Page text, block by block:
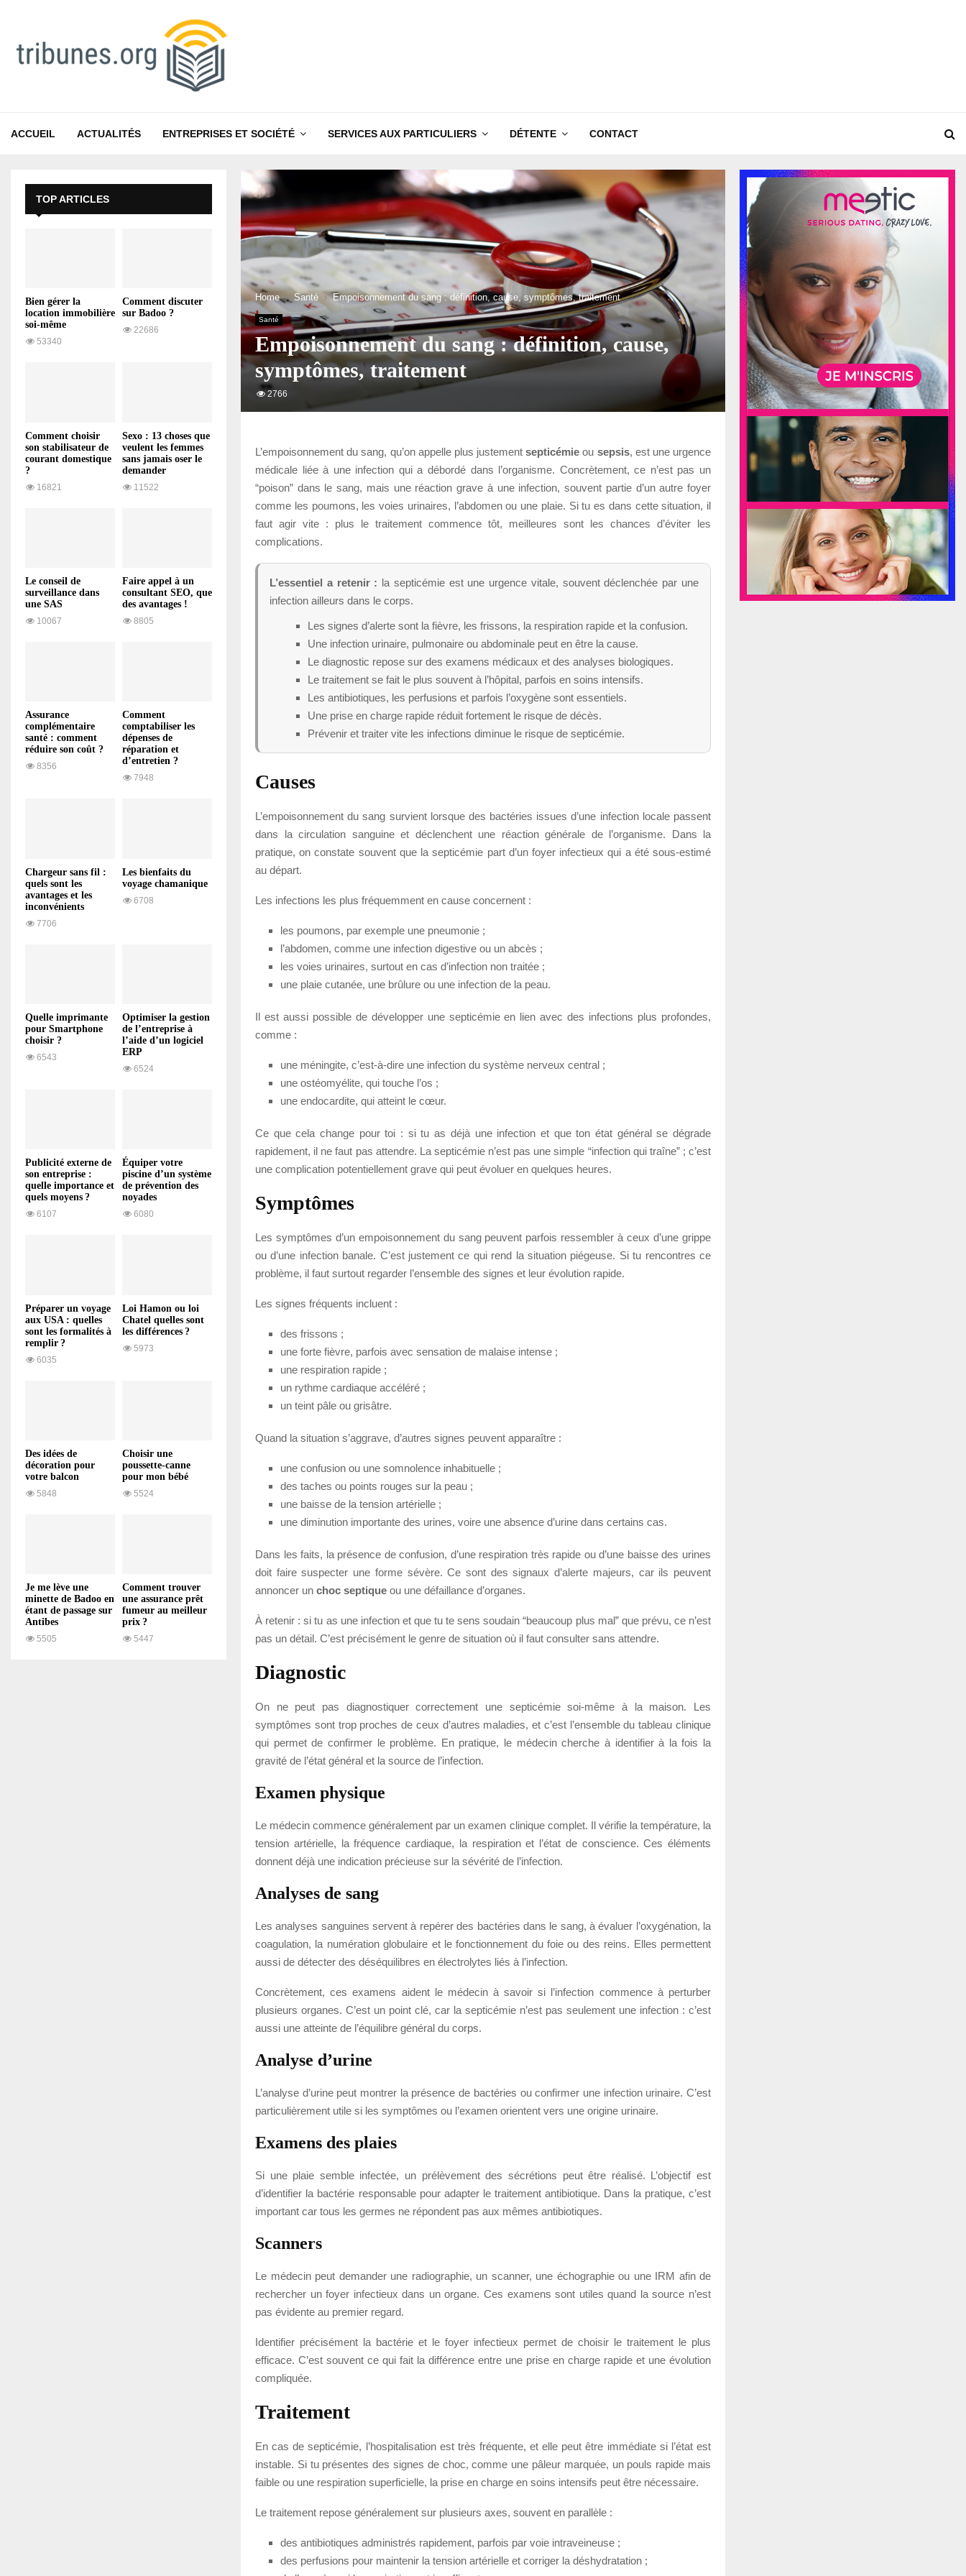
ACCUEIL ACTUALITÉS ENTREPRISES ET SOCIÉTÉ SERVICES AUX PARTICULIERS DÉTENTE CONTACT
Home Santé Empoisonnement du sang : définition, cause, symptômes, traitement
Santé
Empoisonnement du sang : définition, cause,
symptômes, traitement
2766
L’empoisonnement du sang, qu’on appelle plus justementsepticémie ou sepsis, est une urgence
médicale liée à une infection qui a débordé dans l’organisme. Concrètement, ce n’est pas un
“poison” dans le sang, mais une réaction grave à une infection, souvent partie d’un autre foyer
comme les poumons, les voies urinaires, l’abdomen ou une plaie. Si tu es dans cette situation, il
faut agir vite : plus le traitement commence tôt, meilleures sont les chances d’éviter les
complications.
L’essentiel a retenir : la septicémie est une urgence vitale, souvent déclenchée par une
infection ailleurs dans le corps.
Les signes d’alerte sont la fièvre, les frissons, la respiration rapide et la confusion.
Une infection urinaire, pulmonaire ou abdominale peut en être la cause.
Le diagnostic repose sur des examens médicaux et des analyses biologiques.
Le traitement se fait le plus souvent à l’hôpital, parfois en soins intensifs.
Les antibiotiques, les perfusions et parfois l’oxygène sont essentiels.
Une prise en charge rapide réduit fortement le risque de décès.
Prévenir et traiter vite les infections diminue le risque de septicémie.
Causes
L’empoisonnement du sang survient lorsque des bactéries issues d’une infection locale passent
dans la circulation sanguine et déclenchent une réaction générale de l’organisme. Dans la
pratique, on constate souvent que la septicémie part d’un foyer infectieux qui a été sous-estimé
au départ.
Les infections les plus fréquemment en cause concernent :
les poumons, par exemple une pneumonie ;
l’abdomen, comme une infection digestive ou un abcès ;
les voies urinaires, surtout en cas d’infection non traitée ;
une plaie cutanée, une brûlure ou une infection de la peau.
Il est aussi possible de développer une septicémie en lien avec des infections plus profondes,
comme :
une méningite, c’est-à-dire une infection du système nerveux central ;
une ostéomyélite, qui touche l’os ;
une endocardite, qui atteint le cœur.
Ce que cela change pour toi : si tu as déjà une infection et que ton état général se dégrade
rapidement, il ne faut pas attendre. La septicémie n’est pas une simple “infection qui traîne” ; c’est
une complication potentiellement grave qui peut évoluer en quelques heures.
Symptômes
Les symptômes d’un empoisonnement du sang peuvent parfois ressembler à ceux d’une grippe
ou d’une infection banale. C’est justement ce qui rend la situation piégeuse. Si tu rencontres ce
problème, il faut surtout regarder l’ensemble des signes et leur évolution rapide.
Les signes fréquents incluent :
des frissons ;
une forte fièvre, parfois avec sensation de malaise intense ;
une respiration rapide ;
un rythme cardiaque accéléré ;
un teint pâle ou grisâtre.
Quand la situation s’aggrave, d’autres signes peuvent apparaître :
une confusion ou une somnolence inhabituelle ;
des taches ou points rouges sur la peau ;
une baisse de la tension artérielle ;
une diminution importante des urines, voire une absence d’urine dans certains cas.
Dans les faits, la présence de confusion, d’une respiration très rapide ou d’une baisse des urines
doit faire suspecter une forme sévère. Ce sont des signaux d’alerte majeurs, car ils peuvent
annoncer un choc septique ou une défaillance d’organes.
À retenir : si tu as une infection et que tu te sens soudain “beaucoup plus mal” que prévu, ce n’est
pas un détail. C’est précisément le genre de situation où il faut consulter sans attendre.
Diagnostic
On ne peut pas diagnostiquer correctement une septicémie soi-même à la maison. Les
symptômes sont trop proches de ceux d’autres maladies, et c’est l’ensemble du tableau clinique
qui permet de confirmer le problème. En pratique, le médecin cherche à identifier à la fois la
gravité de l’état général et la source de l’infection.
Examen physique
Le médecin commence généralement par un examen clinique complet. Il vérifie la température, la
tension artérielle, la fréquence cardiaque, la respiration et l’état de conscience. Ces éléments
donnent déjà une indication précieuse sur la sévérité de l’infection.
Analyses de sang
Les analyses sanguines servent à repérer des bactéries dans le sang, à évaluer l’oxygénation, la
coagulation, la numération globulaire et le fonctionnement du foie ou des reins. Elles permettent
aussi de détecter des déséquilibres en électrolytes liés à l’infection.
Concrètement, ces examens aident le médecin à savoir si l’infection commence à perturber
plusieurs organes. C’est un point clé, car la septicémie n’est pas seulement une infection : c’est
aussi une atteinte de l’équilibre général du corps.
Analyse d’urine
L’analyse d’urine peut montrer la présence de bactéries ou confirmer une infection urinaire. C’est
particulièrement utile si les symptômes ou l’examen orientent vers une origine urinaire.
Examens des plaies
Si une plaie semble infectée, un prélèvement des sécrétions peut être réalisé. L’objectif est
d’identifier la bactérie responsable pour adapter le traitement antibiotique. Dans la pratique, c’est
important car tous les germes ne répondent pas aux mêmes antibiotiques.
Scanners
Le médecin peut demander une radiographie, un scanner, une échographie ou une IRM afin de
rechercher un foyer infectieux dans un organe. Ces examens sont utiles quand la source n’est
pas évidente au premier regard.
Identifier précisément la bactérie et le foyer infectieux permet de choisir le traitement le plus
efficace. C’est souvent ce qui fait la différence entre une prise en charge rapide et une évolution
compliquée.
Traitement
En cas de septicémie, l’hospitalisation est très fréquente, et elle peut être immédiate si l’état est
instable. Si tu présentes des signes de choc, comme une pâleur marquée, un pouls rapide mais
faible ou une respiration superficielle, la prise en charge en soins intensifs peut être nécessaire.
Le traitement repose généralement sur plusieurs axes, souvent en parallèle :
des antibiotiques administrés rapidement, parfois par voie intraveineuse ;
des perfusions pour maintenir la tension artérielle et corriger la déshydratation ;
TOP ARTICLES
Bien gérer la
location immobilière
soi-même
53340
Comment discuter
sur Badoo ?
22686
Comment choisir
son stabilisateur de
courant domestique
?
16821
Sexo : 13 choses que
veulent les femmes
sans jamais oser le
demander
11522
Le conseil de
surveillance dans
une SAS
10067
Faire appel à un
consultant SEO, que
des avantages !
8805
Assurance
complémentaire
santé : comment
réduire son coût ?
8356
Comment
comptabiliser les
dépenses de
réparation et
d’entretien ?
7948
Chargeur sans fil :
quels sont les
avantages et les
inconvénients
7706
Les bienfaits du
voyage chamanique
6708
Quelle imprimante
pour Smartphone
choisir ?
6543
Optimiser la gestion
de l’entreprise à
l’aide d’un logiciel
ERP
6524
Publicité externe de
son entreprise :
quelle importance et
quels moyens ?
6107
Équiper votre
piscine d’un système
de prévention des
noyades
6080
Préparer un voyage
aux USA : quelles
sont les formalités à
remplir ?
6035
Loi Hamon ou loi
Chatel quelles sont
les différences ?
5973
Des idées de
décoration pour
votre balcon
5848
Choisir une
poussette-canne
pour mon bébé
5524
Je me lève une
minette de Badoo en
étant de passage sur
Antibes
5505
Comment trouver
une assurance prêt
fumeur au meilleur
prix ?
5447